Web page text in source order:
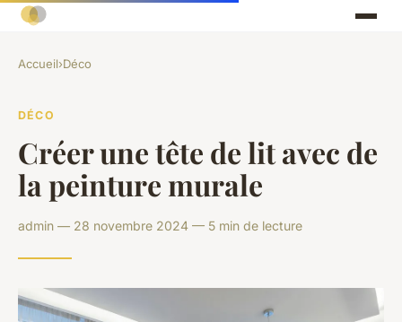
Accueil›Déco
DÉCO
Créer une tête de lit avec de
la peinture murale
admin — 28 novembre 2024 — 5 min de lecture